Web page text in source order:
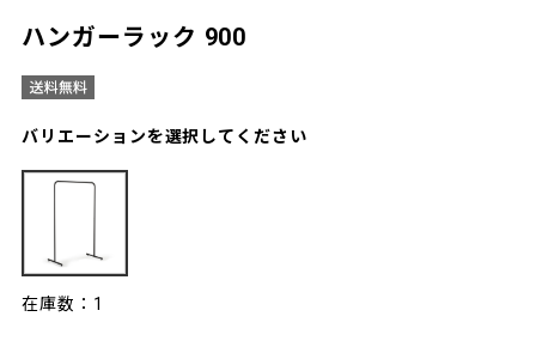
ハンガーラック 900
バリエーションを選択してください
在庫数：1